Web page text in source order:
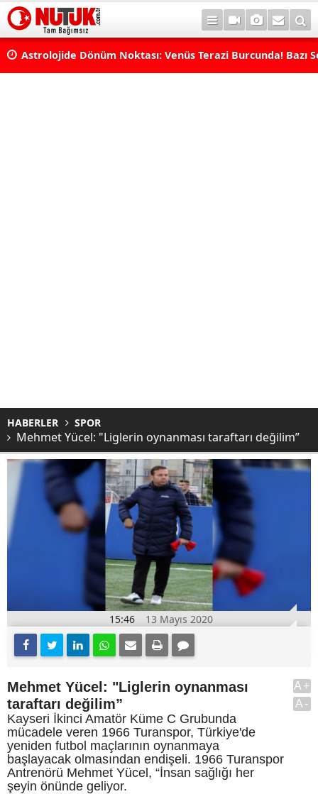
Astrolojide Dönüm Noktası: Venüs Terazi Burcunda! Bazı
HABERLER SPOR
Mehmet Yücel: "Liglerin oynanması taraftarı değilim”
15:46 13 Mayıs 2020
Mehmet Yücel: "Liglerin oynanması
taraftarı değilim”
Kayseri İkinci Amatör Küme C Grubunda
mücadele veren 1966 Turanspor, Türkiye'de
yeniden futbol maçlarının oynanmaya
başlayacak olmasından endişeli. 1966 Turanspor
Antrenörü Mehmet Yücel, “İnsan sağlığı her
şeyin önünde geliyor.
A+
A-